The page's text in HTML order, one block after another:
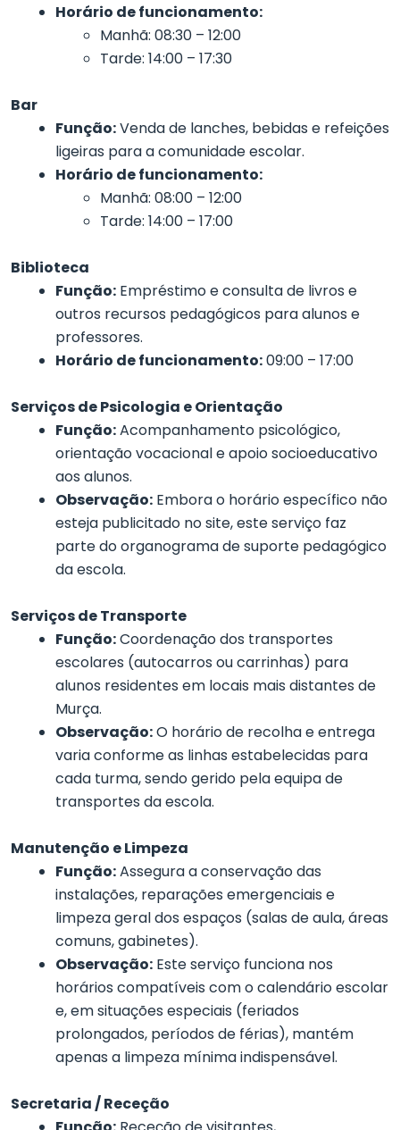
Horário de funcionamento:
Manhã: 08:30 – 12:00
Tarde: 14:00 – 17:30
Bar
Função:Venda de lanches, bebidas e refeições
ligeiras para a comunidade escolar.
Horário de funcionamento:
Manhã: 08:00 – 12:00
Tarde: 14:00 – 17:00
Biblioteca
Função: Empréstimo e consulta de livros e
outros recursos pedagógicos para alunos e
professores.
Horário de funcionamento:09:00 – 17:00
Serviços de Psicologia e Orientação
Função:Acompanhamento psicológico,
orientação vocacional e apoio socioeducativo
aos alunos.
Observação: Embora o horário específico não
esteja publicitado no site, este serviço faz
parte do organograma de suporte pedagógico
da escola.
Serviços de Transporte
Função:Coordenação dos transportes
escolares (autocarros ou carrinhas) para
alunos residentes em locais mais distantes de
Murça.
Observação:O horário de recolha e entrega
varia conforme as linhas estabelecidas para
cada turma, sendo gerido pela equipa de
transportes da escola.
Manutenção e Limpeza
Função:Assegura a conservação das
instalações, reparações emergenciais e
limpeza geral dos espaços (salas de aula, áreas
comuns, gabinetes).
Observação: Este serviço funciona nos
horários compatíveis com o calendário escolar
e, em situações especiais (feriados
prolongados, períodos de férias), mantém
apenas a limpeza mínima indispensável.
Secretaria / Receção